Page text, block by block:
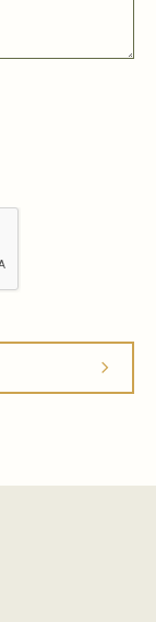
arrow_forward_ios